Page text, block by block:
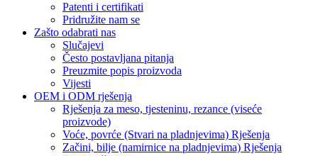
Patenti i certifikati
Pridružite nam se
Zašto odabrati nas
Slučajevi
Često postavljana pitanja
Preuzmite popis proizvoda
Vijesti
OEM i ODM rješenja
Rješenja za meso, tjesteninu, rezance (viseće
proizvode)
Voće, povrće (Stvari na pladnjevima) Rješenja
Začini, bilje (namirnice na pladnjevima) Rješenja